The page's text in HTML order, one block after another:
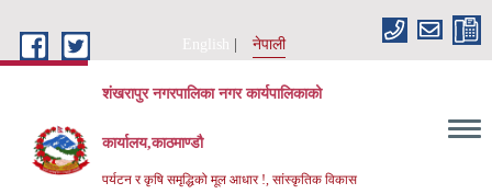
English
नेपाली
शंखरापुर नगरपालिका नगर कार्यपालिकाको
कार्यालय,काठमाण्डौ
पर्यटन र कृषि समृद्धिको मूल आधार !, सांस्कृतिक विकास